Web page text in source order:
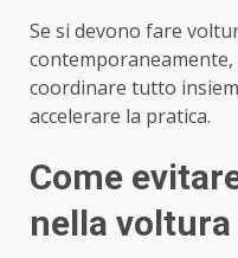
Se si devono fare
contemporaneamente,
coordinare tutto
accelerare la pratica.
Come
nella voltura